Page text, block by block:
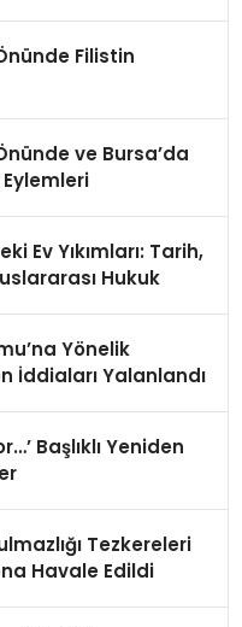
Filistin
ve Bursa’da
Ev Yıkımları: Tarih,
Hukuk
Yönelik
İddiaları Yalanlandı
Başlıklı Yeniden
Tezkereleri
Havale Edildi